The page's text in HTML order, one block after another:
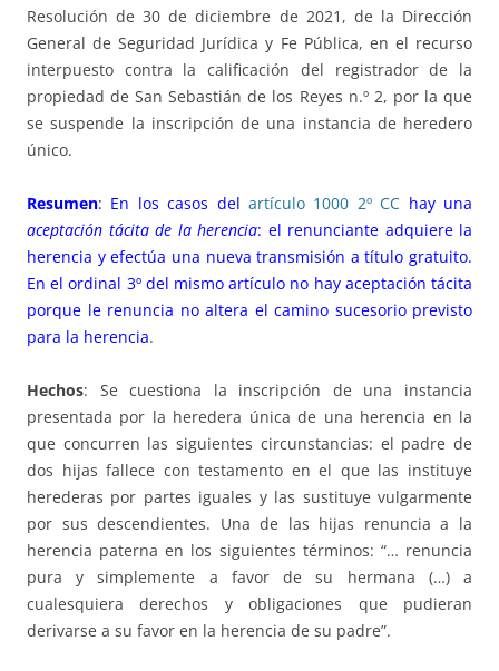
Resolución de 30 de diciembre de 2021, de la Dirección
General de Seguridad Jurídica y Fe Pública, en el recurso
interpuesto contra la calificación del registrador de la
propiedad de San Sebastián de los Reyes n.º 2, por la que
se suspende la inscripción de una instancia de heredero
único.
Resumen: En los casos del artículo 1000 2º CC hay una
aceptación tácita de la herencia: el renunciante adquiere la
herencia y efectúa una nueva transmisión a título gratuito.
En el ordinal 3º del mismo artículo no hay aceptación tácita
porque le renuncia no altera el camino sucesorio previsto
para la herencia.
Hechos: Se cuestiona la inscripción de una instancia
presentada por la heredera única de una herencia en la
que concurren las siguientes circunstancias: el padre de
dos hijas fallece con testamento en el que las instituye
herederas por partes iguales y las sustituye vulgarmente
por sus descendientes. Una de las hijas renuncia a la
herencia paterna en los siguientes términos: “… renuncia
pura y simplemente a favor de su hermana (…) a
cualesquiera derechos y obligaciones que pudieran
derivarse a su favor en la herencia de su padre”.